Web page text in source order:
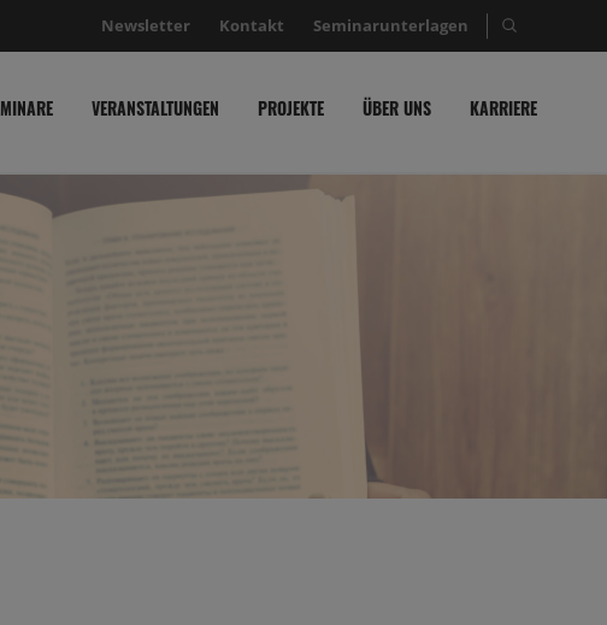
Newsletter Kontakt Seminarunterlagen Suche
VERANSTALTUNGEN PROJEKTE ÜBER UNS KARRIERE